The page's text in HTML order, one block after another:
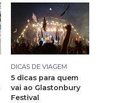
DICAS DE VIAGEM
5 dicas para quem
vai ao Glastonbury
Festival